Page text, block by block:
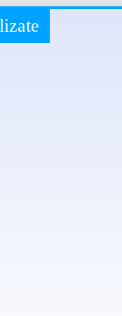
se oferă (în premieră
și cu cele ale volumului